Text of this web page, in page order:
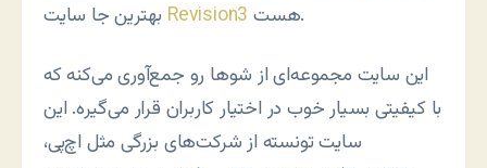
Revision3 هست.
این سایت مجموعه‌ای از شوها رو جمع‌آوری می‌کنه که
با کیفیتی بسیار خوب در اختیار کاربران قرار می‌گیره. این
سایت تونسته از شرکت‌های بزرگی مثل اچ‌پی،